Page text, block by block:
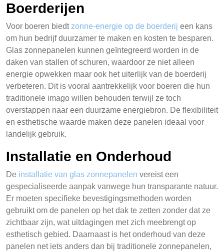
Boerderijen
Voor boeren biedt zonne-energie op de boerderij een kans
om hun bedrijf duurzamer te maken en kosten te besparen.
Glas zonnepanelen kunnen geïntegreerd worden in de
daken van stallen of schuren, waardoor ze niet alleen
energie opwekken maar ook het uiterlijk van de boerderij
verbeteren. Dit is vooral aantrekkelijk voor boeren die hun
traditionele imago willen behouden terwijl ze toch
overstappen naar een duurzame energiebron. De flexibiliteit
en esthetische waarde maken deze panelen ideaal voor
landelijk gebruik.
Installatie en Onderhoud
De installatie van glas zonnepanelen vereist een
gespecialiseerde aanpak vanwege hun transparante natuur.
Er moeten specifieke bevestigingsmethoden worden
gebruikt om de panelen op het dak te zetten zonder dat ze
zichtbaar zijn, wat uitdagingen met zich meebrengt op
esthetisch gebied. Daarnaast is het onderhoud van deze
panelen net iets anders dan bij traditionele zonnepanelen,